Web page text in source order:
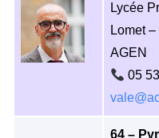
Lycée
Lomet
AGEN
05
64 –